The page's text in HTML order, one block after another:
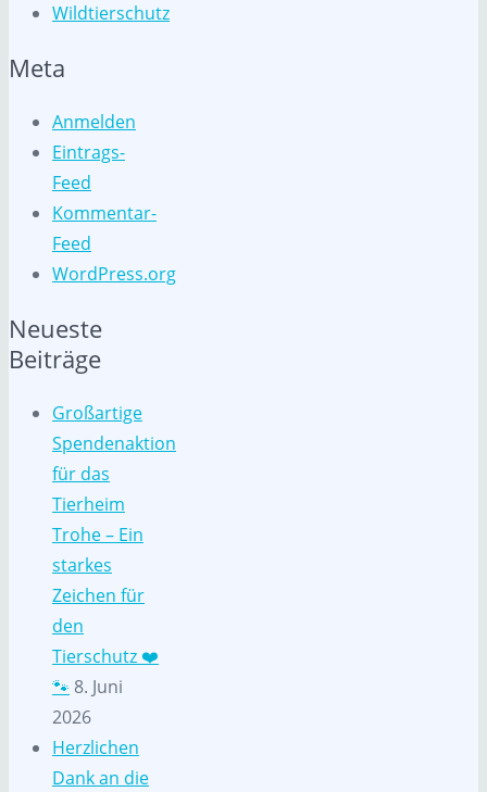
Wildtierschutz
Meta
Anmelden
Eintrags-
Feed
Kommentar-
Feed
WordPress.org
Neueste
Beiträge
Großartige
Spendenaktion
für das
Tierheim
Trohe – Ein
starkes
Zeichen für
den
Tierschutz ❤️
🐾 8. Juni
2026
Herzlichen
Dank an die